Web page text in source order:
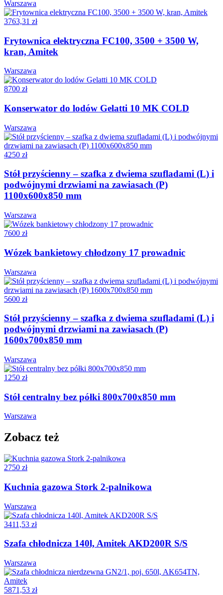
Warszawa
3763,31 zł
Frytownica elektryczna FC100, 3500 + 3500 W,
kran, Amitek
Warszawa
8700 zł
Konserwator do lodów Gelatti 10 MK COLD
Warszawa
4250 zł
Stół przyścienny – szafka z dwiema szufladami (L) i
podwójnymi drzwiami na zawiasach (P)
1100x600x850 mm
Warszawa
7600 zł
Wózek bankietowy chłodzony 17 prowadnic
Warszawa
5600 zł
Stół przyścienny – szafka z dwiema szufladami (L) i
podwójnymi drzwiami na zawiasach (P)
1600x700x850 mm
Warszawa
1250 zł
Stół centralny bez półki 800x700x850 mm
Warszawa
Zobacz też
2750 zł
Kuchnia gazowa Stork 2-palnikowa
Warszawa
3411,53 zł
Szafa chłodnicza 140l, Amitek AKD200R S/S
Warszawa
5871,53 zł